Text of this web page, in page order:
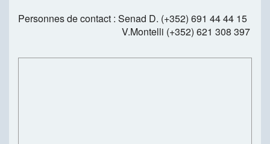
Personnes de contact : Senad D. (+352) 691 44 44 15
V.Montelli (+352) 621 308 397